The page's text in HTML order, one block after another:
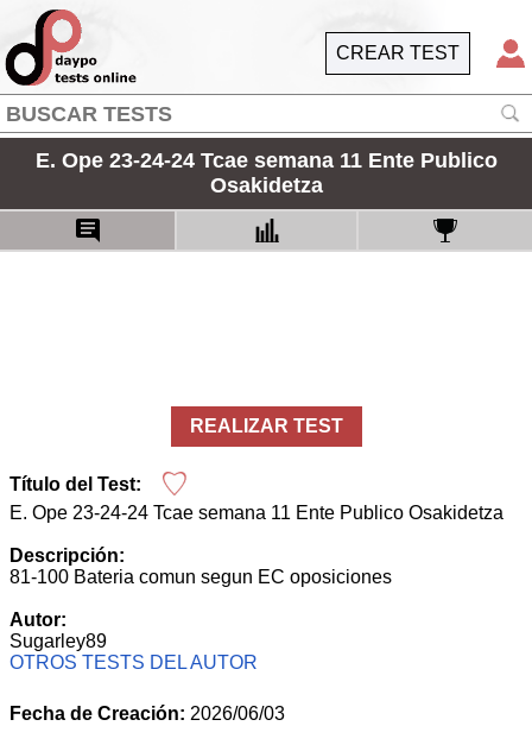
CREAR TEST
E. Ope 23-24-24 Tcae semana 11 Ente Publico
Osakidetza
REALIZAR TEST
Título del Test:
E. Ope 23-24-24 Tcae semana 11 Ente Publico Osakidetza
Descripción:
81-100 Bateria comun segun EC oposiciones
Autor:
Sugarley89
OTROS TESTS DEL AUTOR
Fecha de Creación: 2026/06/03